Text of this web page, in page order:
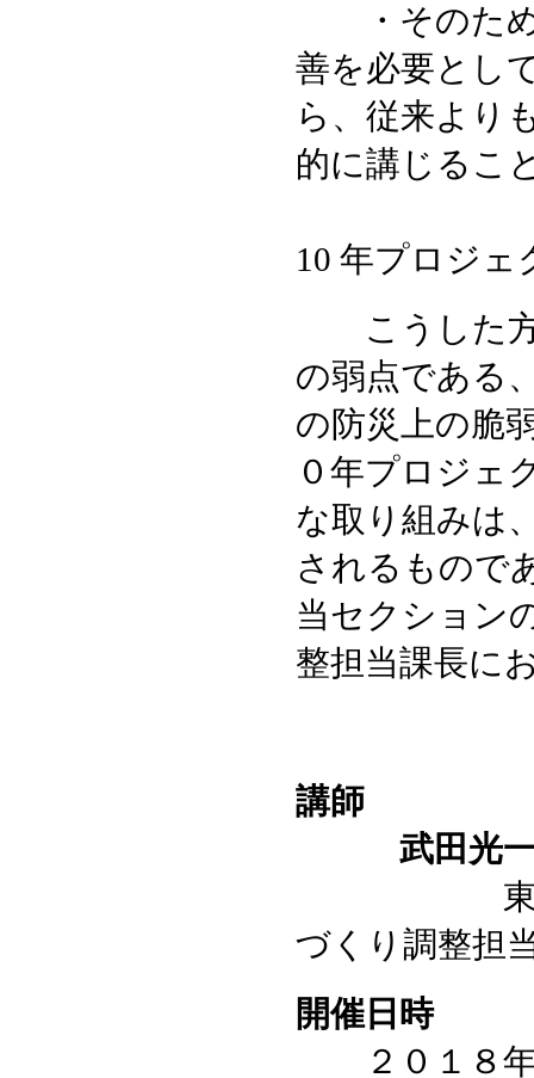
・そのため
善を必要とし
ら、従来より
的に講じるこ
10 年プロジェ
こうした方
の弱点である
の防災上の脆
０年プロジ
な取り組みは
されるもので
当セクション
整担当課長に
講師
武田光一
東京都都
づくり調整担
開催日時
２０１８年